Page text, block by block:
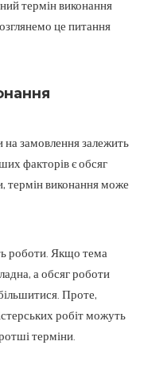
термін виконання
це питання
на замовлення залежить
факторів є обсяг
термін виконання може
роботи. Якщо тема
а обсяг роботи
Проте,
робіт можуть
терміни.